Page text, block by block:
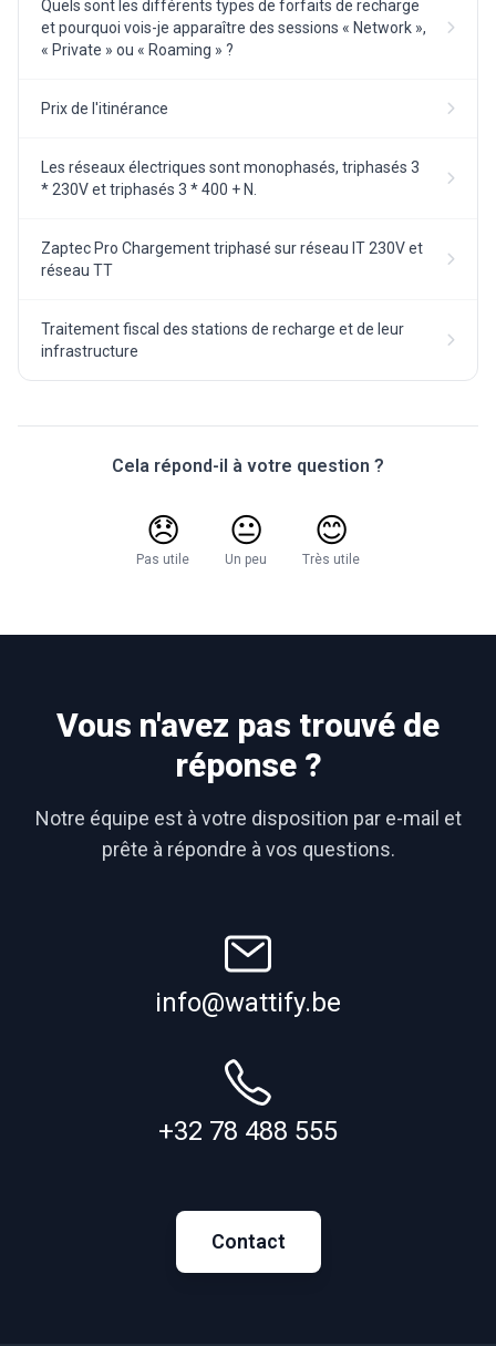
Quels sont les différents types de forfaits de recharge
et pourquoi vois-je apparaître des sessions « Network »,
« Private » ou « Roaming » ?
Prix de l'itinérance
Les réseaux électriques sont monophasés, triphasés 3
* 230V et triphasés 3 * 400 + N.
Zaptec Pro Chargement triphasé sur réseau IT 230V et
réseau TT
Traitement fiscal des stations de recharge et de leur
infrastructure
Cela répond-il à votre question ?
😞
Pas utile
😐
Un peu
😊
Très utile
Vous n'avez pas trouvé de
réponse ?
Notre équipe est à votre disposition par e-mail et
prête à répondre à vos questions.
info@wattify.be
+32 78 488 555
Contact